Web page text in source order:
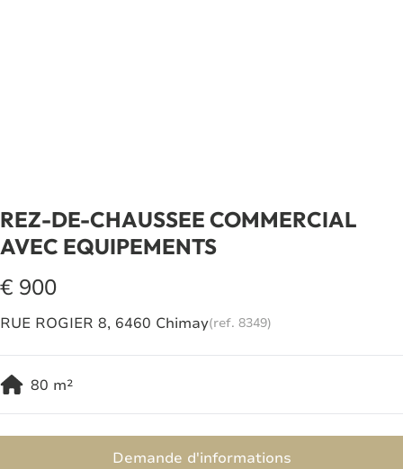
REZ-DE-CHAUSSEE COMMERCIAL
AVEC EQUIPEMENTS
€ 900
RUE ROGIER 8, 6460 Chimay(ref. 8349)
80 m²
Demande d'informations